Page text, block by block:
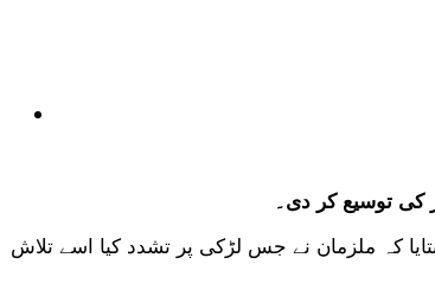
کہ ملزمان نے جس لڑکی پر تشدد کیا اسے تلاش